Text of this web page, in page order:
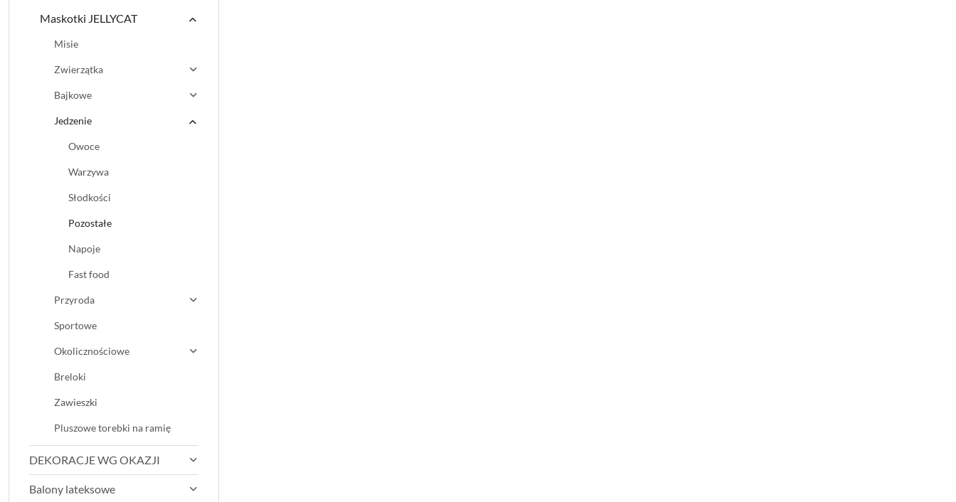
Maskotki JELLYCAT
Misie
Zwierzątka
Bajkowe
Jedzenie
Owoce
Warzywa
Słodkości
Pozostałe
Napoje
Fast food
Przyroda
Sportowe
Okolicznościowe
Breloki
Zawieszki
Pluszowe torebki na ramię
DEKORACJE WG OKAZJI
Balony lateksowe